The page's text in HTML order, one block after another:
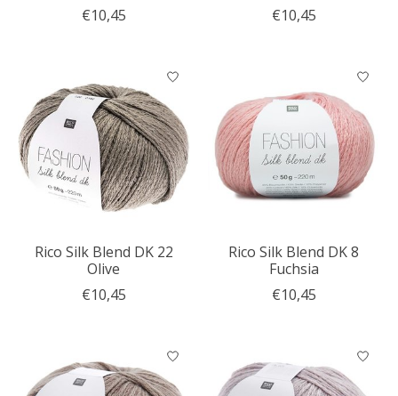
€10,45
€10,45
Rico Silk Blend DK 22
Olive
€10,45
Rico Silk Blend DK 8
Fuchsia
€10,45